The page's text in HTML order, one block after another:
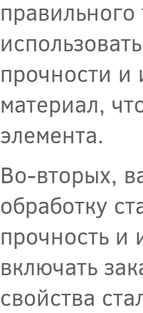
прочности и
материал,
элемента.
Во-вторых,
обработку
прочность и
включать
свойства